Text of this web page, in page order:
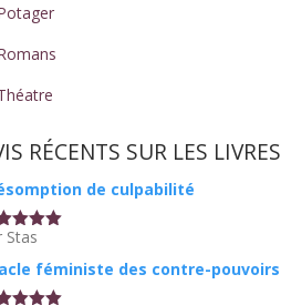
RÉCENTS SUR LES LIVRES
de culpabilité
5sur
Stas
féministe des contre-pouvoirs